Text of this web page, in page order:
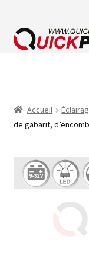
POMPES
AVERTISSEUR
Accueil
de gabarit,